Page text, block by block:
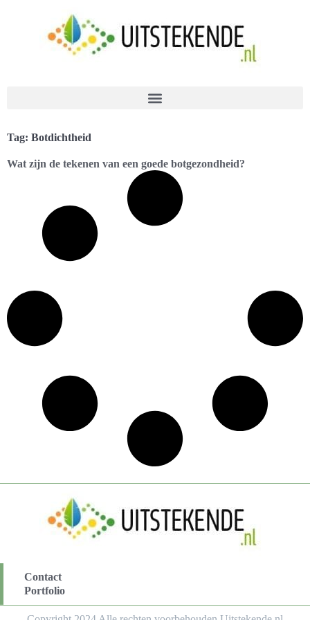
Tag: Botdichtheid
Wat zijn de tekenen van een goede botgezondheid?
Contact
Portfolio